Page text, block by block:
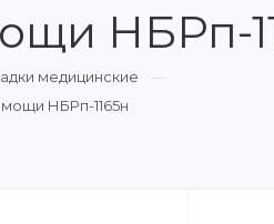
НБРп-
медицинские
НБРп-1165н